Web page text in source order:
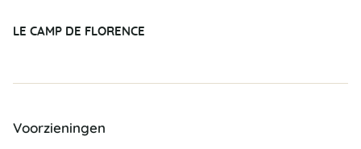
LE CAMP DE FLORENCE
Voorzieningen